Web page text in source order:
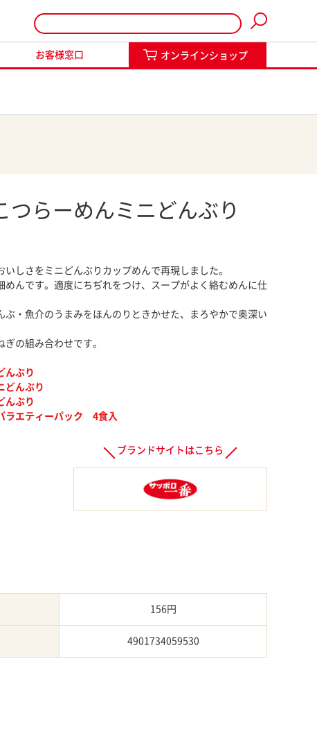
お客様窓口 オンラインショップ
インショップ
らーめんミニどんぶり
しさをミニどんぶりカップめんで再現しました。
んです。適度にちぢれをつけ、スープがよく絡むめんに仕
・魚介のうまみをほんのりときかせた、まろやかで奥深い
の組み合わせです。
んぶり
どんぶり
んぶり
エティーパック 4食入
ブランドサイトはこちら
156円
4901734059530